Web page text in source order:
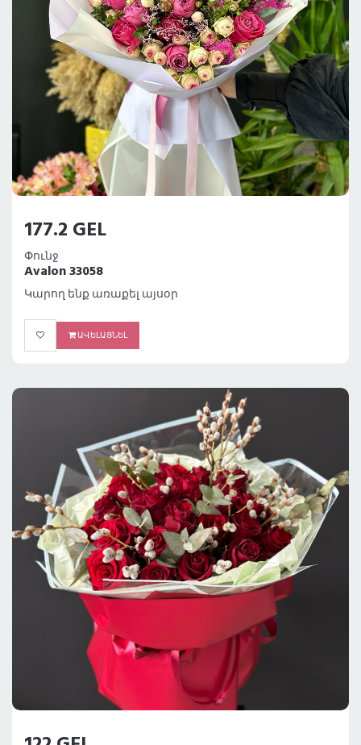
177.2 GEL
Փունջ
Avalon 33058
Կարող ենք առաքել այսօր
ԱՎԵԼԱՑՆԵԼ